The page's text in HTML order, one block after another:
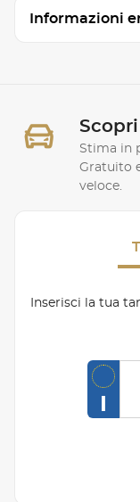
Informazioni
Stima in
Gratuito
veloce.
Inserisci la tua